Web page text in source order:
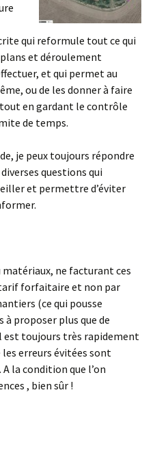
qui reformule tout ce qui
et déroulement
et qui permet au
ou de les donner à faire
en gardant le contrôle
de temps.
je peux toujours répondre
questions qui
et permettre d’éviter
ne facturant ces
forfaitaire et non par
(ce qui pousse
proposer plus que de
est toujours très rapidement
erreurs évitées sont
la condition que l’on
, bien sûr !